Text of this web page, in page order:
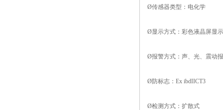
Ø传感器类型：电化学
Ø显示方式：彩色液晶屏显示
Ø报警方式：声、光、震动
Ø防标志：Ex ibdIICT3
Ø检测方式：扩散式